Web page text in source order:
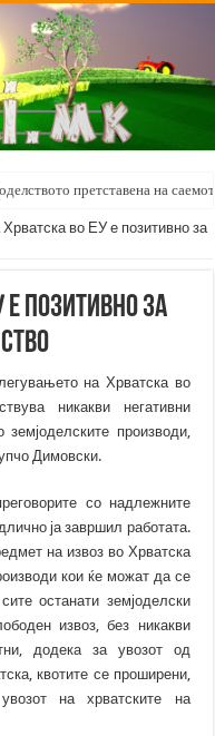
претставена на
во ЕУ е позитивно за
е позитивно за
на Хрватска во
никакви негативни
производи,
Димовски.
со надлежните
ја завршил работата.
на извоз во Хрватска
кои ќе можат да се
останати земјоделски
извоз, без никакви
додека за увозот од
квотите се проширени,
на хрватските на